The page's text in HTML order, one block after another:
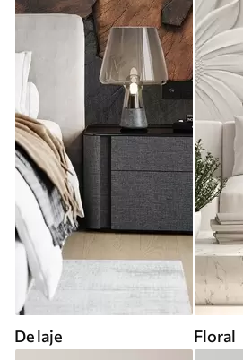
De laje Floral